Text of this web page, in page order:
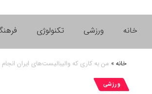
خانه ورزشی تکنولوژی
خانه» من به کاری که والیبالیست‌های ایران انجام
ورزشی